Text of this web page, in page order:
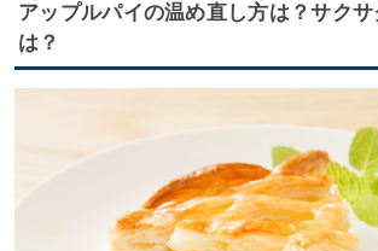
アップルパイの温め直し方は？サク
は？